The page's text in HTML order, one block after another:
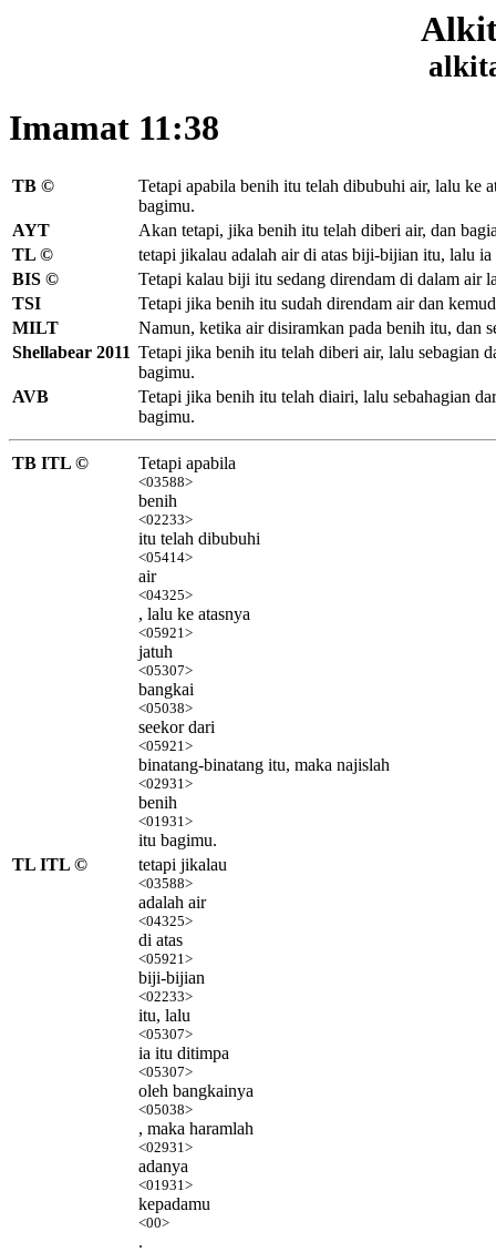
Imamat 11:38
TB ©
Tetapi apabila benih itu telah dibubuhi air, lalu ke
bagimu.
AYT
Akan tetapi, jika benih itu telah diberi air, dan
TL ©
tetapi jikalau adalah air di atas biji-bijian itu, lalu
BIS ©
Tetapi kalau biji itu sedang direndam di dalam air
TSI
Tetapi jika benih itu sudah direndam air dan
MILT
Namun, ketika air disiramkan pada benih itu, dan
Shellabear 2011 Tetapi jika benih itu telah diberi air, lalu sebagian
bagimu.
AVB
Tetapi jika benih itu telah diairi, lalu sebahagian
bagimu.
TB ITL © Tetapi apabila
<03588>
benih
<02233>
itu telah dibubuhi
<05414>
air
<04325>
, lalu ke atasnya
<05921>
jatuh
<05307>
bangkai
<05038>
seekor dari
<05921>
binatang-binatang itu, maka najislah
<02931>
benih
<01931>
itu bagimu.
TL ITL ©
tetapi jikalau
<03588>
adalah air
<04325>
di atas
<05921>
biji-bijian
<02233>
itu, lalu
<05307>
ia itu ditimpa
<05307>
oleh bangkainya
<05038>
, maka haramlah
<02931>
adanya
<01931>
kepadamu
<00>
.